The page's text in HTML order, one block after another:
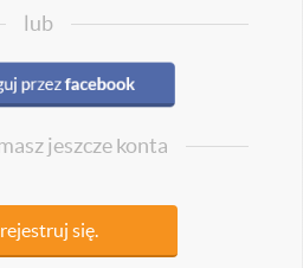
lub
jeszcze konta
się.